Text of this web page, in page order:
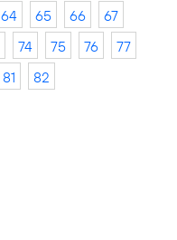
64 65 66
67
74 75 76
77
81 82